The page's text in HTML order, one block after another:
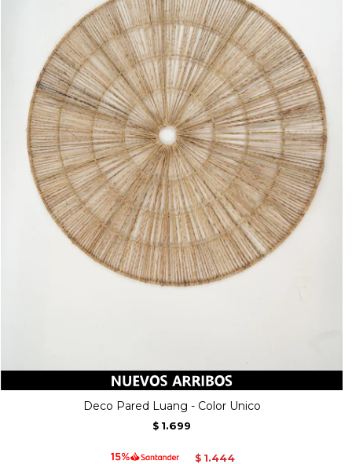
Deco Pared Luang - Color Unico
$ 1.699
$ 1.444